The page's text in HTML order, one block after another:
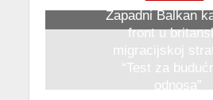
Zapadni Balkan
front u
migracijskoj
“Test za
odnosa”